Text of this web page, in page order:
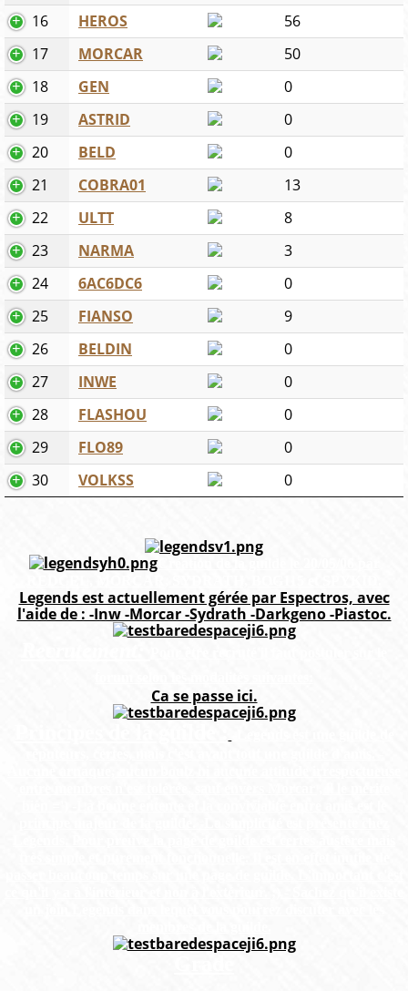
16
HEROS
56
17
MORCAR
50
18
GEN
0
19
ASTRID
0
20
BELD
0
21
COBRA01
13
22
ULTT
8
23
NARMA
3
24
6AC6DC6
0
25
FIANSO
9
26
BELDIN
0
27
INWE
0
28
FLASHOU
0
29
FLO89
0
30
VOLKSS 0
Création de la guilde le 20/05/06 par
Legends est actuellement gérée par Espectros, avec
l'aide de : -Inw -Morcar -Sydrath -Darkgeno -Piastoc.
Ca se passe ici.